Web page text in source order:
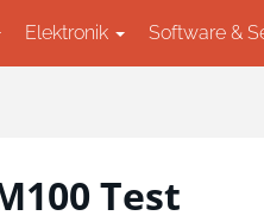
Elektronik Software &
Test